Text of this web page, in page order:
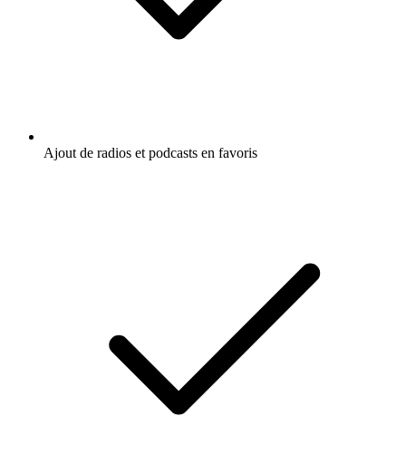
Ajout de radios et podcasts en favoris